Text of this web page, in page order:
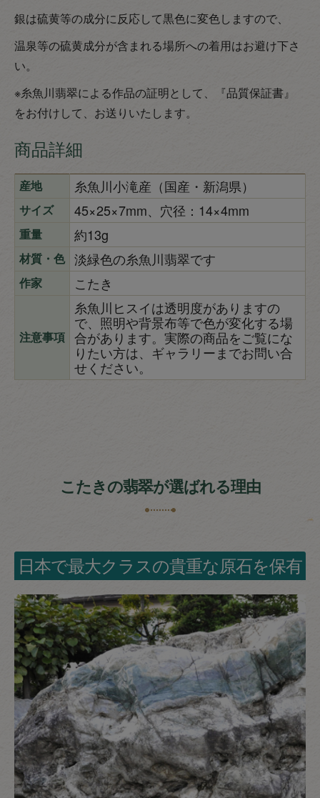
銀は硫黄等の成分に反応して黒色に変色しますので、
温泉等の硫黄成分が含まれる場所への着用はお避け下さ
い。
※糸魚川翡翠による作品の証明として、『品質保証書』
をお付けして、お送りいたします。
商品詳細
産地 糸魚川小滝産（国産・新潟県）
サイズ 45×25×7mm、穴径：14×4mm
重量 約13g
材質・色 淡緑色の糸魚川翡翠です
作家 こたき
注意事項
糸魚川ヒスイは透明度がありますの
で、照明や背景布等で色が変化する場
合があります。実際の商品をご覧にな
りたい方は、ギャラリーまでお問い合
せください。
こたきの翡翠が選ばれる理由
日本で最大クラスの貴重な原石を保有